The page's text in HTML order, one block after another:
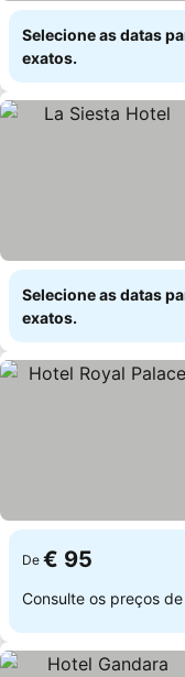
Selecione as datas
exatos.
Selecione as datas
exatos.
De € 95
Consulte os preços de